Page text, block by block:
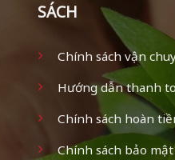
SÁCH
Chính sách vận
Hướng dẫn thanh
Chính sách hoàn
Chính sách bảo